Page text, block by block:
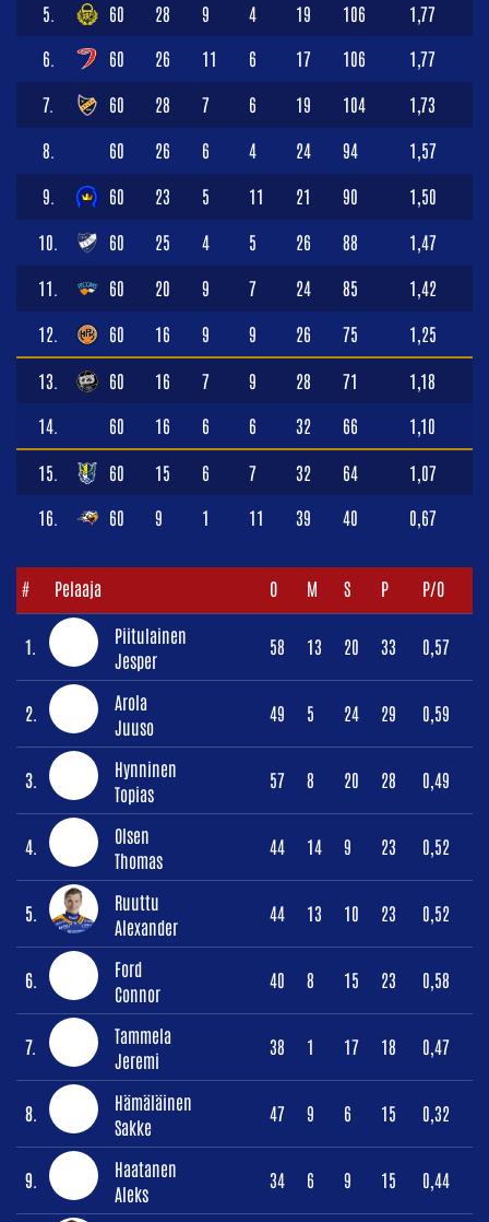
5. 60 28 9 4 19 106 1,77
6. 60 26 11 6 17 106 1,77
7. 60 28 7 6 19 104 1,73
8. 60 26 6 4 24 94 1,57
9. 60 23 5 11 21 90 1,50
10. 60 25 4 5 26 88 1,47
11. 60 20 9 7 24 85 1,42
12. 60 16 9 9 26 75 1,25
13. 60 16 7 9 28 71 1,18
14. 60 16 6 6 32 66 1,10
15. 60 15 6 7 32 64 1,07
16. 60 9 1 11 39 40 0,67
# Pelaaja O M S P P/O
1.
Piitulainen
Jesper
58 13 20 33 0,57
2.
Arola
Juuso
49 5 24 29 0,59
3.
Hynninen
Topias
57 8 20 28 0,49
4.
Olsen
Thomas
44 14 9 23 0,52
5.
Ruuttu
Alexander
44 13 10 23 0,52
6.
Ford
Connor
40 8 15 23 0,58
7.
Tammela
Jeremi
38 1 17 18 0,47
8.
Hämäläinen
Sakke
47 9 6 15 0,32
9.
Haatanen
Aleks
34 6 9 15 0,44